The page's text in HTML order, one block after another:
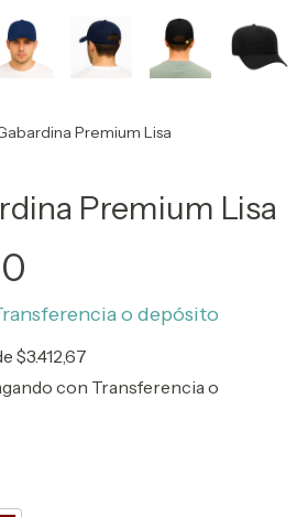
Premium Lisa
Premium Lisa
o depósito
$3.412,67
con Transferencia o